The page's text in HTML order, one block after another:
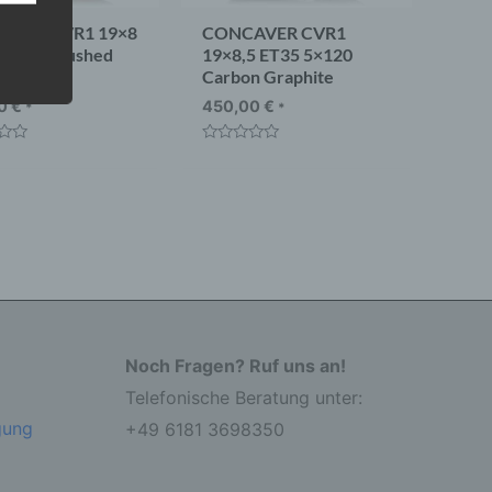
CVR1 19×8
Brushed
€ *
CONCAVER CVR1
19×8,5 ET35 5×120
Carbon Graphite
450,00 € *
Noch Fragen? Ruf uns an!
Telefonische Beratung unter:
+49 6181 3698350